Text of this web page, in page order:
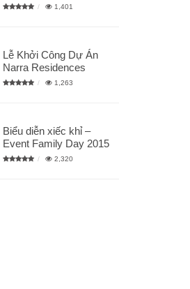
1,401
Lễ Khởi Công Dự Án
Narra Residences
1,263
Biểu diễn xiếc khỉ –
Event Family Day 2015
2,320